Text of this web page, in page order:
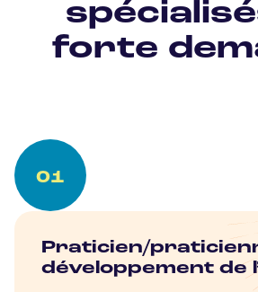
forte
01
Praticien/
développement de